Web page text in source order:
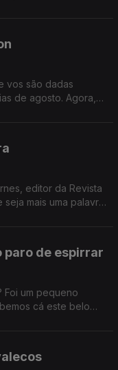
vos são dadas
de agosto. Agora,
na Cordoaria
e bilhetes
editor da Revista
mais uma palavra
paro de espirrar
Foi um pequeno
cá este belo